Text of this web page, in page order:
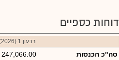
דוחות כספיים
רבעון 1 (2026)
סה"כ הכנסות 247,066.00